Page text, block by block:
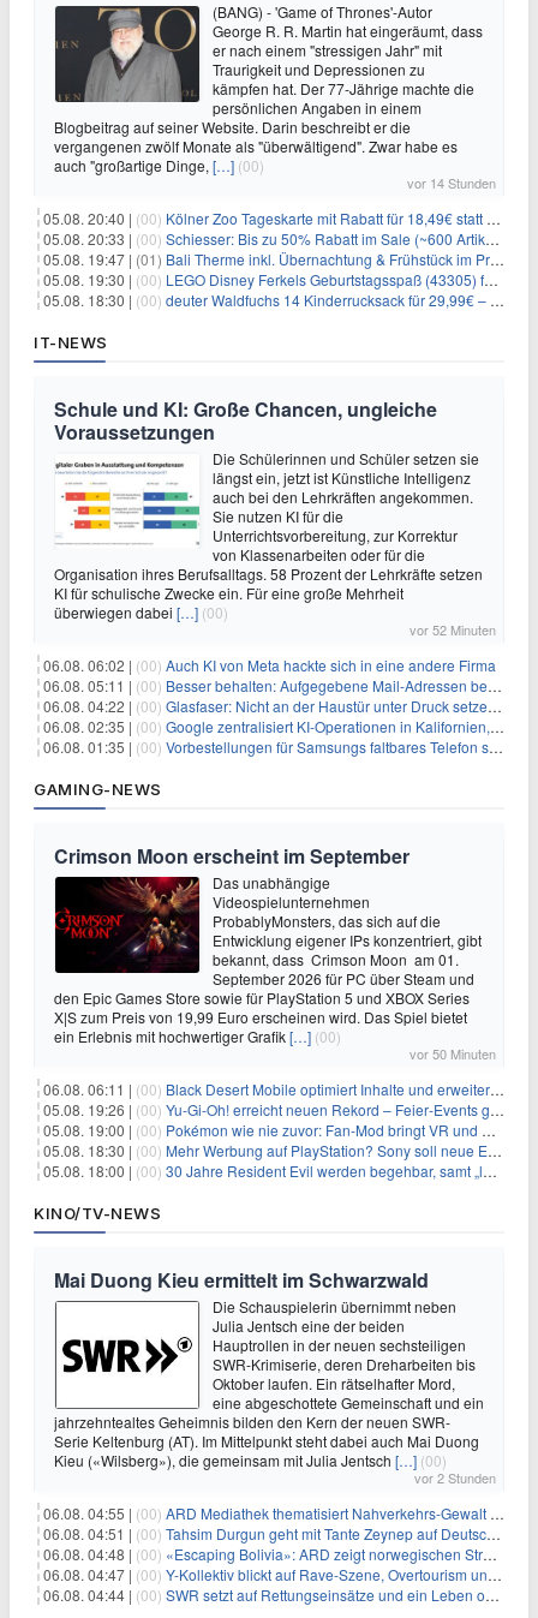
(BANG) - 'Game of Thrones'-Autor
George R. R. Martin hat eingeräumt, dass
er nach einem "stressigen Jahr" mit
Traurigkeit und Depressionen zu
kämpfen hat. Der 77-Jährige machte die
persönlichen Angaben in einem
Blogbeitrag auf seiner Website. Darin beschreibt er die
vergangenen zwölf Monate als "überwältigend". Zwar habe es
auch "großartige Dinge, […] (00)
vor 14 Stunden
05.08. 20:40 | (00) Kölner Zoo Tageskarte mit Rabatt für 18,49€ statt 29,50€ – einlösbar bis Dezember
05.08. 20:33 | (00) Schiesser: Bis zu 50% Rabatt im Sale (~600 Artikel zur Auswahl)
05.08. 19:47 | (01) Bali Therme inkl. Übernachtung & Frühstück im Premium Hotel (Bad Oeynhausen) ab 89€ p.P.
05.08. 19:30 | (00) LEGO Disney Ferkels Geburtstagsspaß (43305) für 29,10€
05.08. 18:30 | (00) deuter Waldfuchs 14 Kinderrucksack für 29,99€ – Amber-maple
IT-NEWS
Schule und KI: Große Chancen, ungleiche
Voraussetzungen
Die Schülerinnen und Schüler setzen sie
längst ein, jetzt ist Künstliche Intelligenz
auch bei den Lehrkräften angekommen.
Sie nutzen KI für die
Unterrichtsvorbereitung, zur Korrektur
von Klassenarbeiten oder für die
Organisation ihres Berufsalltags. 58 Prozent der Lehrkräfte setzen
KI für schulische Zwecke ein. Für eine große Mehrheit
überwiegen dabei […] (00)
vor 52 Minuten
06.08. 06:02 | (00) Auch KI von Meta hackte sich in eine andere Firma
06.08. 05:11 | (00) Besser behalten: Aufgegebene Mail-Adressen bergen Gefahren
06.08. 04:22 | (00) Glasfaser: Nicht an der Haustür unter Druck setzen lassen
06.08. 02:35 | (00) Google zentralisiert KI-Operationen in Kalifornien, um Rivale Anthropic und OpenAI zu überholen
06.08. 01:35 | (00) Vorbestellungen für Samsungs faltbares Telefon steigen um 30 % in einem wettbewerbsintensiven Markt
GAMING-NEWS
Crimson Moon erscheint im September
Das unabhängige
Videospielunternehmen
ProbablyMonsters, das sich auf die
Entwicklung eigener IPs konzentriert, gibt
bekannt, dass Crimson Moon am 01.
September 2026 für PC über Steam und
den Epic Games Store sowie für PlayStation 5 und XBOX Series
X|S zum Preis von 19,99 Euro erscheinen wird. Das Spiel bietet
ein Erlebnis mit hochwertiger Grafik[…] (00)
vor 50 Minuten
06.08. 06:11 | (00) Black Desert Mobile optimiert Inhalte und erweitert Treasure Access
05.08. 19:26 | (00) Yu‑Gi‑Oh! erreicht neuen Rekord – Feier‑Events gestartet
05.08. 19:00 | (00) Pokémon wie nie zuvor: Fan-Mod bringt VR und Ego-Perspektive nach Kanto
05.08. 18:30 | (00) Mehr Werbung auf PlayStation? Sony soll neue Einnahmequellen prüfen
05.08. 18:00 | (00) 30 Jahre Resident Evil werden begehbar, samt „lebensgroßem Leon“
KINO/TV-NEWS
Mai Duong Kieu ermittelt im Schwarzwald
Die Schauspielerin übernimmt neben
Julia Jentsch eine der beiden
Hauptrollen in der neuen sechsteiligen
SWR-Krimiserie, deren Dreharbeiten bis
Oktober laufen. Ein rätselhafter Mord,
eine abgeschottete Gemeinschaft und ein
jahrzehntealtes Geheimnis bilden den Kern der neuen SWR-
Serie Keltenburg (AT). Im Mittelpunkt steht dabei auch Mai Duong
Kieu («Wilsberg»), die gemeinsam mit Julia Jentsch […] (00)
vor 2 Stunden
06.08. 04:55 | (00) ARD Mediathek thematisiert Nahverkehrs-Gewalt und Soldatinnen
06.08. 04:51 | (00) Tahsim Durgun geht mit Tante Zeynep auf Deutschlandreise
06.08. 04:48 | (00) «Escaping Bolivia»: ARD zeigt norwegischen Streaminghit
06.08. 04:47 | (00) Y-Kollektiv blickt auf Rave-Szene, Overtourism und Pokémon-Kult
06.08. 04:44 | (00) SWR setzt auf Rettungseinsätze und ein Leben ohne Smartphone